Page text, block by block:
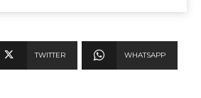
TWITTER WHATSAPP